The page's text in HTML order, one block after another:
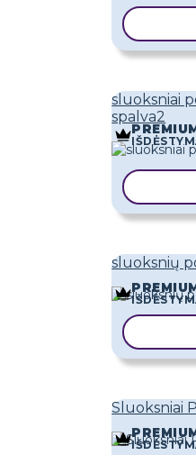
sluoksniai
spalva2
sluoksnių
Sluoksniai